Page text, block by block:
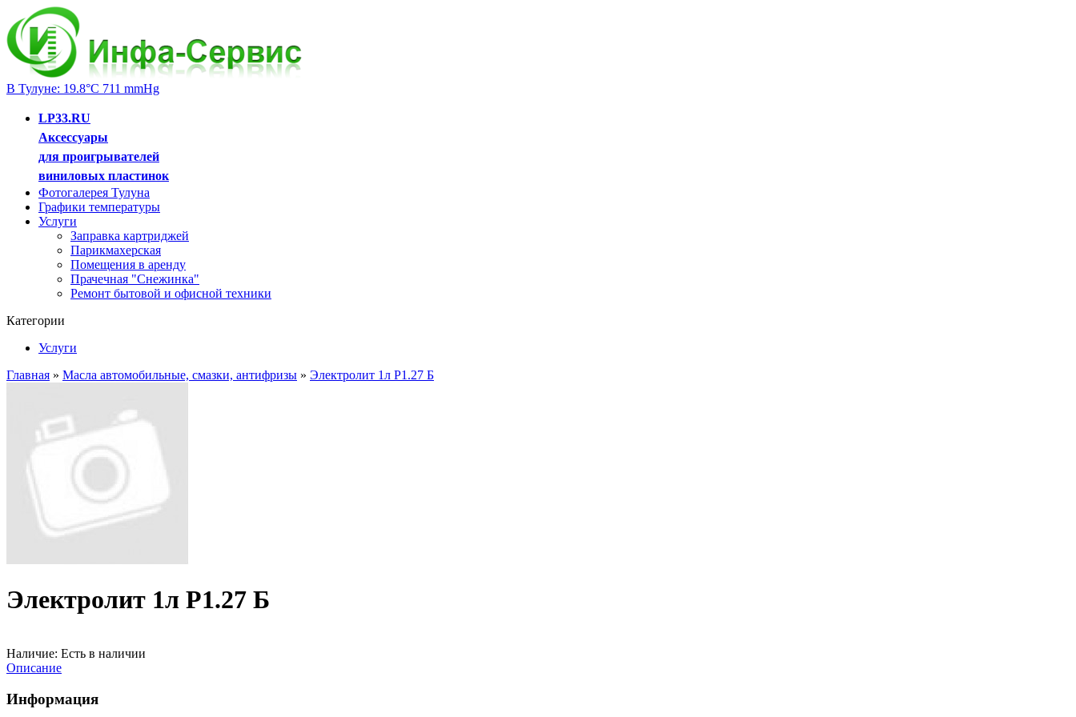
В Тулуне: 19.8°C 711 mmHg
LP33.RU
Аксессуары
для проигрывателей
виниловых пластинок
Фотогалерея Тулуна
Графики температуры
Услуги
Заправка картриджей
Парикмахерская
Помещения в аренду
Прачечная "Снежинка"
Ремонт бытовой и офисной техники
Категории
Услуги
Главная » Масла автомобильные, смазки, антифризы » Электролит 1л P1.27 Б
Электролит 1л P1.27 Б
Наличие: Есть в наличии
Описание
Информация